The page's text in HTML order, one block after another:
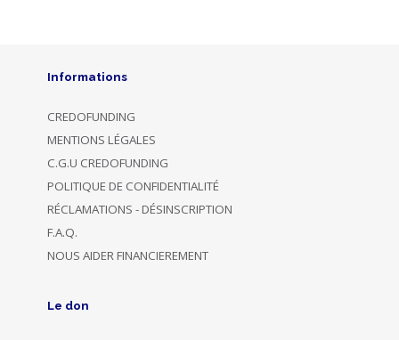
Informations
CREDOFUNDING
MENTIONS LÉGALES
C.G.U CREDOFUNDING
POLITIQUE DE CONFIDENTIALITÉ
RÉCLAMATIONS - DÉSINSCRIPTION
F.A.Q.
NOUS AIDER FINANCIEREMENT
Le don